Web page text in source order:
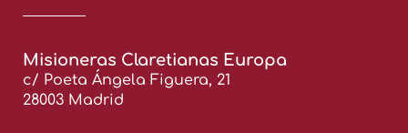
Misioneras Claretianas Europa
c/ Poeta Ángela Figuera, 21
28003 Madrid